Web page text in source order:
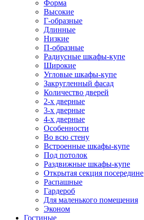
Форма
Высокие
Г-образные
Длинные
Низкие
П-образные
Радиусные шкафы-купе
Широкие
Угловые шкафы-купе
Закругленный фасад
Количество дверей
2-х дверные
3-х дверные
4-х дверные
Особенности
Во всю стену
Встроенные шкафы-купе
Под потолок
Раздвижные шкафы-купе
Открытая секция посередине
Распашные
Гардероб
Для маленького помещения
Эконом
Гостиные